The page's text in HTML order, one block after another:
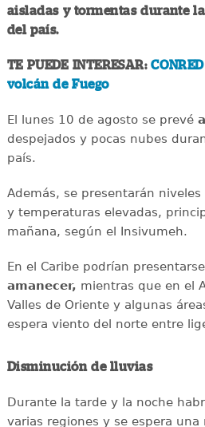
aisladas y tormentas durante
del país.
TE PUEDE INTERESAR:
volcán de Fuego
El lunes 10 de agosto se prevé
despejados y pocas nubes
país.
Además, se presentarán
y temperaturas elevadas,
mañana, según el Insivumeh.
En el Caribe podrían presentarse
amanecer, mientras que en el
Valles de Oriente y algunas
espera viento del norte entre
Disminución de lluvias
Durante la tarde y la noche
varias regiones y se espera